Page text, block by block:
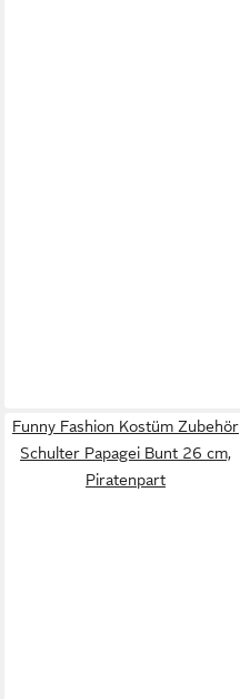
Funny Fashion Kostüm Zubehör
Schulter Papagei Bunt 26 cm,
Piratenpart